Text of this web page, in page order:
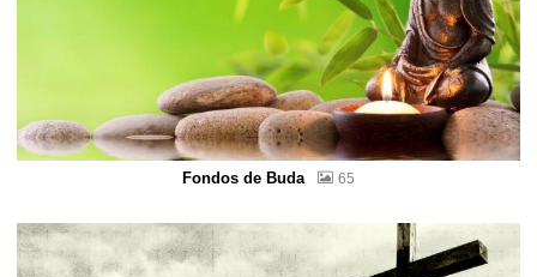
Fondos de Buda 65